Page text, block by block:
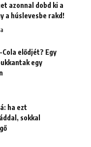
azonnal dobd ki a
a húslevesbe rakd!
elődjét? Egy
egy
ha ezt
sokkal